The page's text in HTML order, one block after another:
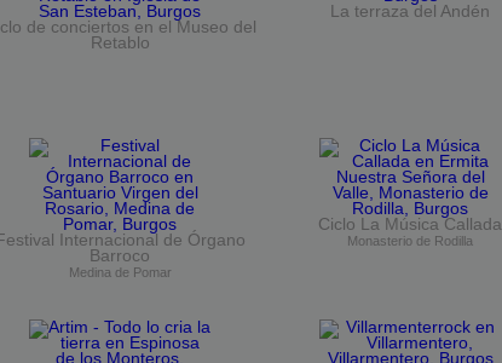
de conciertos en el Museo del
Retablo
La terraza del Andén
Internacional de Órgano
Barroco
Medina de Pomar
Ciclo La Música Callada
Monasterio de Rodilla